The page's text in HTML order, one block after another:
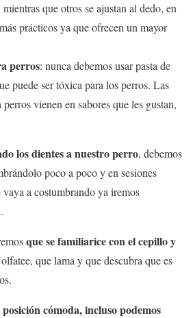
que otros se ajustan al dedo, en
prácticos ya que ofrecen un mayor
perros: nunca debemos usar pasta de
puede ser tóxica para los perros. Las
perros vienen en sabores que les gustan,
los dientes a nuestro perro, debemos
poco a poco y en sesiones
a costumbrando ya iremos
que se familiarice con el cepillo y
que lama y que descubra que es
cómoda, incluso podemos